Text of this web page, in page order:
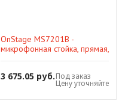
OnStage MS7201B -
микрофонная стойка, прямая,
3 675.05 руб.Под заказ
Цену уточняйте